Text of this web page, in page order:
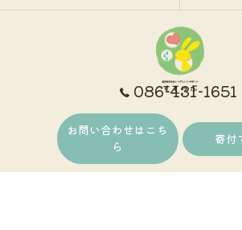
086-431-1651
お問い合わせはこち
ら
寄付
© 2026 岡山で保護者支援ならNPO法人ペアレント・サ
RESERVED.